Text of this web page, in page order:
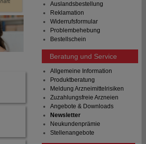
Auslandsbestellung
Reklamation
Widerrufsformular
Problembehebung
Bestellschein
Beratung und Service
Allgemeine Information
Produktberatung
Meldung Arzneimittelrisiken
Zuzahlungsfreie Arzneien
Angebote & Downloads
Newsletter
Neukundenprämie
Stellenangebote